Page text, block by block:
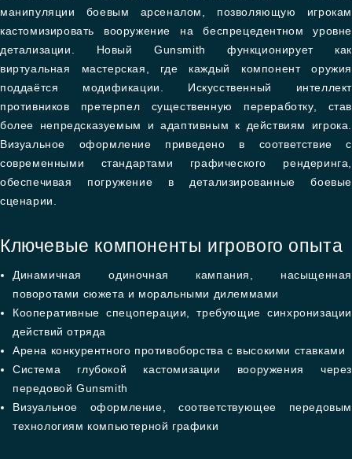
манипуляции боевым арсеналом, позволяющую игрокам
кастомизировать вооружение на беспрецедентном уровне
детализации. Новый Gunsmith функционирует как
виртуальная мастерская, где каждый компонент оружия
поддаётся модификации. Искусственный интеллект
противников претерпел существенную переработку, став
более непредсказуемым и адаптивным к действиям игрока.
Визуальное оформление приведено в соответствие с
современными стандартами графического рендеринга,
обеспечивая погружение в детализированные боевые
сценарии.
Ключевые компоненты игрового опыта
Динамичная одиночная кампания, насыщенная
поворотами сюжета и моральными дилеммами
Кооперативные спецоперации, требующие синхронизации
действий отряда
Арена конкурентного противоборства с высокими ставками
Система глубокой кастомизации вооружения через
передовой Gunsmith
Визуальное оформление, соответствующее передовым
технологиям компьютерной графики